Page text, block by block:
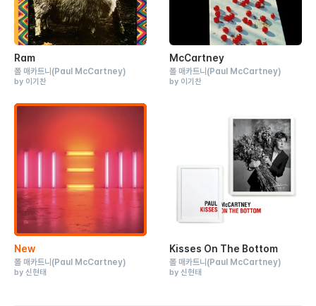
Ram
폴 매카트니 (Paul McCartney)
by 이기찬
McCartney
폴 매카트니 (Paul McCartney)
by 이기찬
New
폴 매카트니 (Paul McCartney)
by 신현태
Kisses On The Bottom
폴 매카트니 (Paul McCartney)
by 신현태